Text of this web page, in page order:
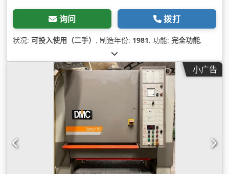
询问 拨打
状况: 可投入使用（二手） , 制造年份: 1981, 功能: 完全功能,
小广告